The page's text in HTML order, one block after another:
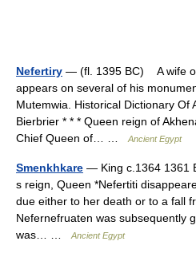
Nefertiry — (fl. 1395 BC) A wife
appears on several of his
Mutemwia. Historical Dictionary Of
Bierbrier * * * Queen reign of
Chief Queen of… …
Ancient Egypt
Smenkhkare — King c.1364 1361
s reign, Queen *Nefertiti
due either to her death or to a fall
Nefernefruaten was subsequently
was… …
Ancient Egypt